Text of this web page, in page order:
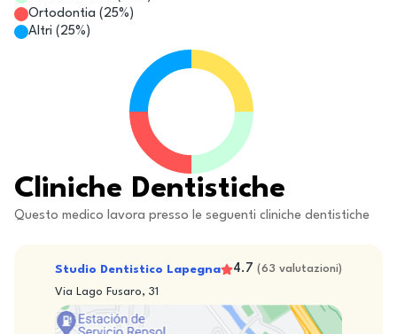
Ortodontia ( 25%)
Altri ( 25%)
Cliniche Dentistiche
Questo medico lavora presso le seguenti cliniche dentistiche
Studio Dentistico Lapegna 4.7 (63 valutazioni)
Via Lago Fusaro, 31